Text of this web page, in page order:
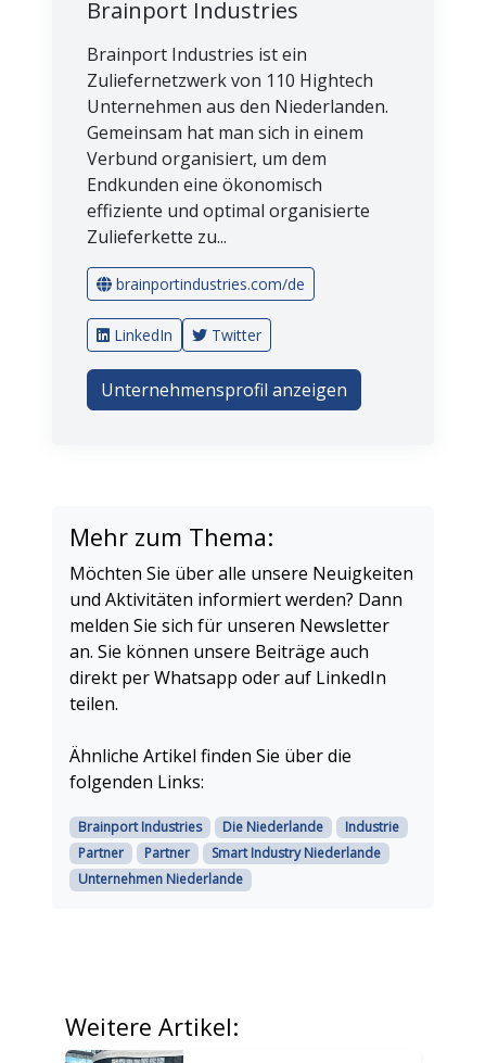
Brainport Industries
Brainport Industries ist ein
Zuliefernetzwerk von 110 Hightech
Unternehmen aus den Niederlanden.
Gemeinsam hat man sich in einem
Verbund organisiert, um dem
Endkunden eine ökonomisch
effiziente und optimal organisierte
Zulieferkette zu...
brainportindustries.com/de
LinkedIn Twitter
Unternehmensprofil anzeigen
Mehr zum Thema:
Möchten Sie über alle unsere Neuigkeiten
und Aktivitäten informiert werden? Dann
melden Sie sich für unseren Newsletter
an. Sie können unsere Beiträge auch
direkt per Whatsapp oder auf LinkedIn
teilen.
Ähnliche Artikel finden Sie über die
folgenden Links:
Brainport Industries Die Niederlande
Industrie
Partner
Partner
Smart Industry Niederlande
Unternehmen Niederlande
Weitere Artikel: